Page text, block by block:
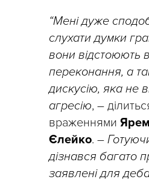
“Мені дуже
слухати думки
вони відстоюють
переконання, а
дискусію, яка не
агресію, –
враженнями
Єлейко. –
дізнався багато
заявлені для